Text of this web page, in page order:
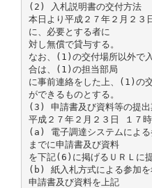
(2) 入札説明書の交付方法
本日より平成２７年２月２３
に、必要とする者に
対し無償で貸与する。
なお、(1)の交付場所以外で
合は、(1)の担当部局
に事前連絡をした上、(1)の
ができるものとする。
(3) 申請書及び資料等の提出
平成２７年２月２３日 １７
(a) 電子調達システムによる
までに申請書及び資料
を下記(6)に掲げるＵＲＬに
(b) 紙入札方式による参加を
申請書及び資料を上記